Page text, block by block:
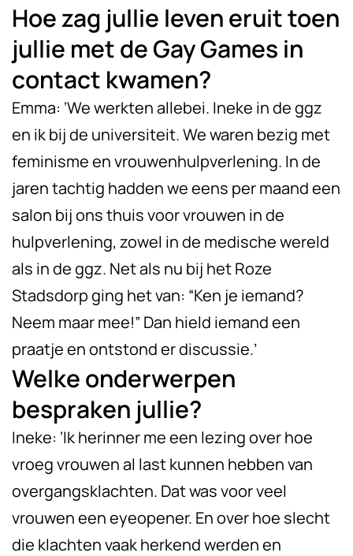
Hoe zag jullie leven eruit toen
jullie met de Gay Games in
contact kwamen?
Emma: ‘We werkten allebei. Ineke in de ggz
en ik bij de universiteit. We waren bezig met
feminisme en vrouwenhulpverlening. In de
jaren tachtig hadden we eens per maand een
salon bij ons thuis voor vrouwen in de
hulpverlening, zowel in de medische wereld
als in de ggz. Net als nu bij het Roze
Stadsdorp ging het van: “Ken je iemand?
Neem maar mee!” Dan hield iemand een
praatje en ontstond er discussie.’
Welke onderwerpen
bespraken jullie?
Ineke: ‘Ik herinner me een lezing over hoe
vroeg vrouwen al last kunnen hebben van
overgangsklachten. Dat was voor veel
vrouwen een eyeopener. En over hoe slecht
die klachten vaak herkend werden en